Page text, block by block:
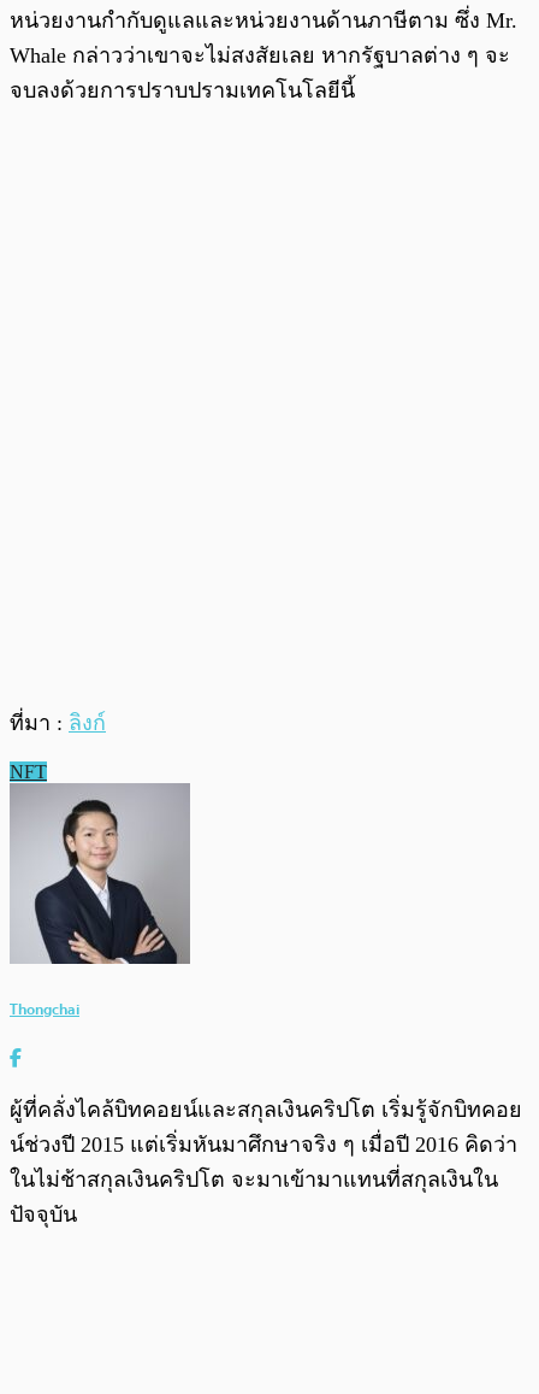
หน่วยงานกำกับดูแลและหน่วยงานด้านภาษีตาม ซึ่ง Mr.
Whale กล่าวว่าเขาจะไม่สงสัยเลย หากรัฐบาลต่าง ๆ จะ
จบลงด้วยการปราบปรามเทคโนโลยีนี้
ที่มา : ลิงก์
NFT
Thongchai
ผู้ที่คลั่งไคล้บิทคอยน์และสกุลเงินคริปโต เริ่มรู้จักบิทคอย
น์ช่วงปี 2015 แต่เริ่มหันมาศึกษาจริง ๆ เมื่อปี 2016 คิดว่า
ในไม่ช้าสกุลเงินคริปโต จะมาเข้ามาแทนที่สกุลเงินใน
ปัจจุบัน